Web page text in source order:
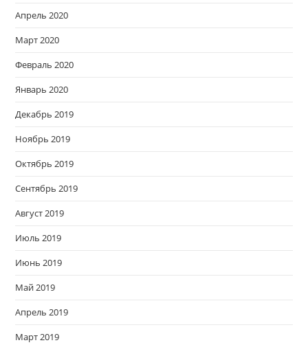
Апрель 2020
Март 2020
Февраль 2020
Январь 2020
Декабрь 2019
Ноябрь 2019
Октябрь 2019
Сентябрь 2019
Август 2019
Июль 2019
Июнь 2019
Май 2019
Апрель 2019
Март 2019